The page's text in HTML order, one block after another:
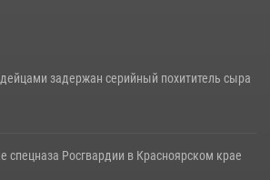
задержан серийный похититель сыра
спецназа Росгвардии в Красноярском крае